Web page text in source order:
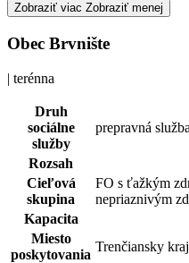
Zobraziť viac Zobraziť menej
Obec Brvnište
| terénna
Druh
sociálne
služby
prepravná služba
Rozsah
Cieľová
skupina
FO s ťažkým
nepriaznivým
Kapacita
Miesto
poskytovania
Trenčiansky kraj